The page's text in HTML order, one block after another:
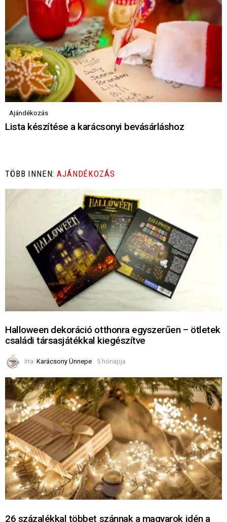
Ajándékozás
Lista készítése a karácsonyi bevásárláshoz
TÖBB INNEN:AJÁNDÉKOZÁS
Halloween dekoráció otthonra egyszerűen – ötletek
családi társasjátékkal kiegészítve
írta: Karácsony Ünnepe 5 hónapja
26 százalékkal többet szánnak a magyarok idén a